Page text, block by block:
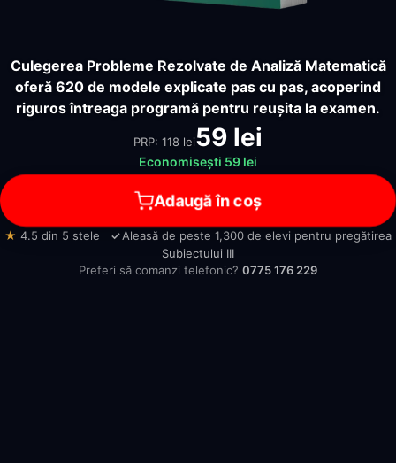
Culegerea Probleme Rezolvate de Analiză Matematică
oferă 620 de modele explicate pas cu pas, acoperind
riguros întreaga programă pentru reușita la examen.
PRP: 118 lei59 lei
Economisești 59 lei
Adaugă în coș
★ 4.5 din 5 stele
Aleasă de peste 1,300 de elevi pentru pregătirea
Subiectului III
Preferi să comanzi telefonic? 0775 176 229